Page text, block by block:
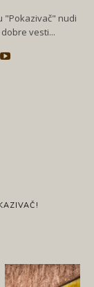
"Pokazivač" nudi
vesti...